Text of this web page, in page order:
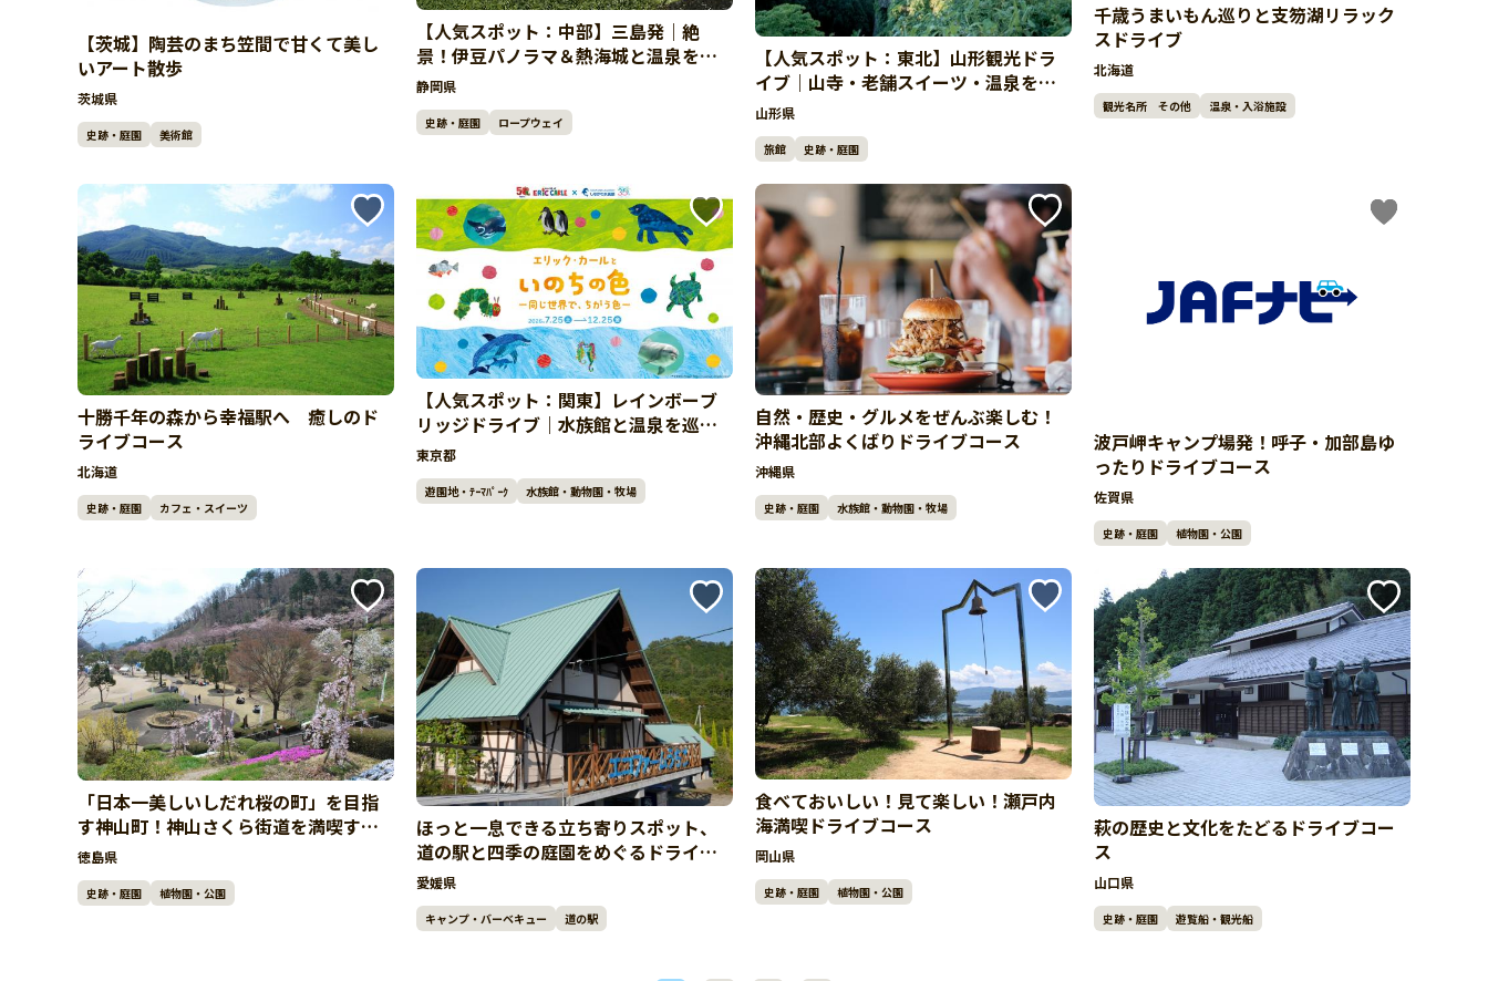
【茨城】陶芸のまち笠間で甘くて美し
いアート散歩
茨城県
史跡・庭園 美術館
【人気スポット：中部】三島発｜絶
景！伊豆パノラマ＆熱海城と温泉を楽
しむ人気ドライブ
静岡県
史跡・庭園 ロープウェイ
【人気スポット：東北】山形観光ドラ
イブ｜山寺・老舗スイーツ・温泉を巡
るゆったり旅
山形県
旅館 史跡・庭園
千歳うまいもん巡りと支笏湖リラック
スドライブ
北海道
観光名所 その他 温泉・入浴施設
十勝千年の森から幸福駅へ 癒しのド
ライブコース
北海道
史跡・庭園 カフェ・スイーツ
【人気スポット：関東】レインボーブ
リッジドライブ｜水族館と温泉を巡る
湾岸リラックス旅
東京都
遊園地・ﾃｰﾏﾊﾟｰｸ 水族館・動物園・牧場
自然・歴史・グルメをぜんぶ楽しむ！
沖縄北部よくばりドライブコース
沖縄県
史跡・庭園 水族館・動物園・牧場
波戸岬キャンプ場発！呼子・加部島ゆ
ったりドライブコース
佐賀県
史跡・庭園 植物園・公園
「日本一美しいしだれ桜の町」を目指
す神山町！神山さくら街道を満喫する
ドライブコース
徳島県
史跡・庭園 植物園・公園
ほっと一息できる立ち寄りスポット、
道の駅と四季の庭園をめぐるドライブ
コース
愛媛県
キャンプ・バーベキュー 道の駅
食べておいしい！見て楽しい！瀬戸内
海満喫ドライブコース
岡山県
史跡・庭園 植物園・公園
萩の歴史と文化をたどるドライブコー
ス
山口県
史跡・庭園 遊覧船・観光船